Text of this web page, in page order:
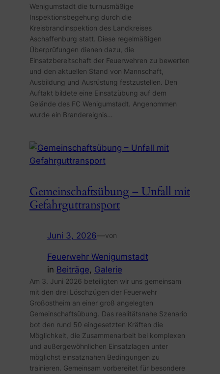
Wenigumstadt die turnusmäßige
Inspektionsbegehung durch die
Kreisbrandinspektion des Landkreises
Aschaffenburg statt. Diese regelmäßigen
Überprüfungen dienen dazu, die
Einsatzbereitschaft der Feuerwehren zu bewerten
und den aktuellen Stand von Mannschaft,
Ausbildung und Ausrüstung festzustellen. Den
Auftakt bildete eine Einsatzübung auf dem
Gelände des FC Wenigumstadt. Angenommen
wurde ein Brandereignis…
Gemeinschaftsübung – Unfall mit
Gefahrguttransport
Juni 3, 2026—von
Feuerwehr Wenigumstadt
in Beiträge, Galerie
Am 3. Juni 2026 beteiligten wir uns gemeinsam
mit den drei Löschzügen der Feuerwehr
Großostheim an einer groß angelegten
Gemeinschaftsübung. Das realitätsnahe Szenario
bot den rund 50 eingesetzten Kräften die
Möglichkeit, die Zusammenarbeit bei komplexen
und außergewöhnlichen Einsatzlagen unter
möglichst einsatznahen Bedingungen zu
trainieren. Gemeinsam vorbereitet für besondere